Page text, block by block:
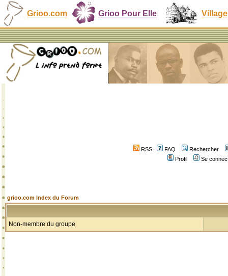
Grioo.com Grioo Pour Elle Village
RSS FAQ
Rechercher
Profil
Se
grioo.com Index du Forum
Non-membre du groupe